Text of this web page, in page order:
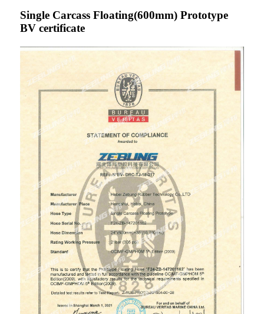
Single Carcass Floating(600mm) Prototype
BV certificate